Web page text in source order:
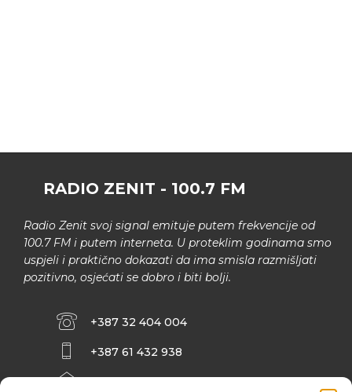
RADIO ZENIT - 100.7 FM
Radio Zenit svoj signal emituje putem frekvencije od
100.7 FM i putem interneta. U proteklim godinama smo
uspjeli i praktično dokazati da ima smisla razmišljati
pozitivno, osjećati se dobro i biti bolji.
+387 32 404 004
+387 61 432 938
INFO@ZENIT.BA